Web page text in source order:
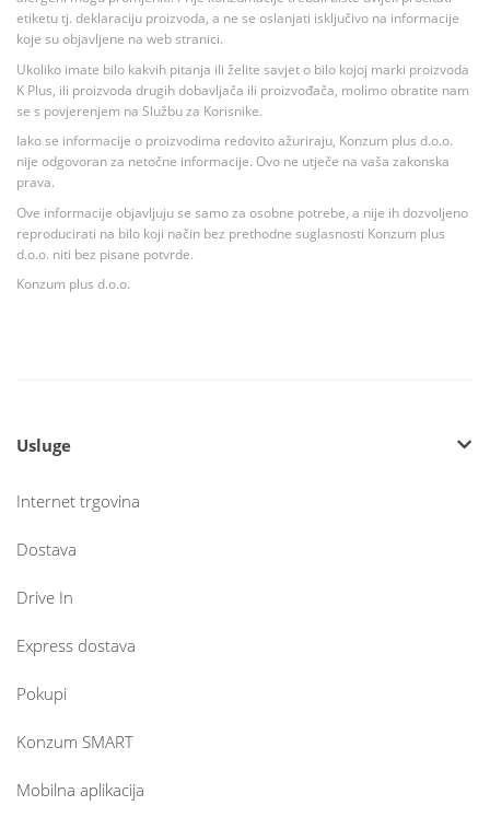
etiketu tj. deklaraciju proizvoda, a ne se oslanjati isključivo na informacije
koje su objavljene na web stranici.
Ukoliko imate bilo kakvih pitanja ili želite savjet o bilo kojoj marki proizvoda
K Plus, ili proizvoda drugih dobavljača ili proizvođača, molimo obratite nam
se s povjerenjem na Službu za Korisnike.
Iako se informacije o proizvodima redovito ažuriraju, Konzum plus d.o.o.
nije odgovoran za netočne informacije. Ovo ne utječe na vaša zakonska
prava.
Ove informacije objavljuju se samo za osobne potrebe, a nije ih dozvoljeno
reproducirati na bilo koji način bez prethodne suglasnosti Konzum plus
d.o.o. niti bez pisane potvrde.
Konzum plus d.o.o.
Usluge
Internet trgovina
Dostava
Drive In
Express dostava
Pokupi
Konzum SMART
Mobilna aplikacija